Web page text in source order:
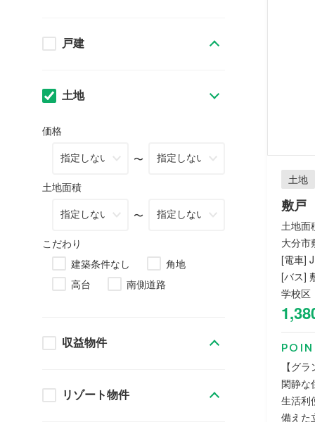
土地
敷
土地面
大分市
[電車]
[バス]
学校区
【グ
閑静な
生活利
備えた
戸建
土地
価格
〜
土地面積
〜
こだわり
建築条件なし
角地
高台
南側道路
収益物件
リゾート物件